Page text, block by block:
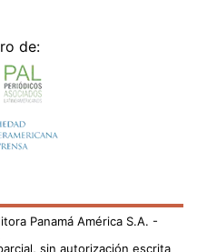
de:
Panamá América S.A. -
sin autorización escrita